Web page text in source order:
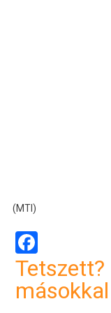
(MTI)
Tetszett?